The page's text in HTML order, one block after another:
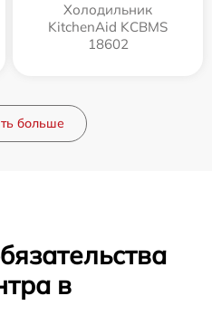
Холодильник
KitchenAid KCBMS
18602
больше
в